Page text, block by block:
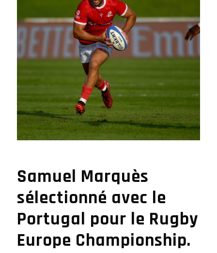
Samuel Marquès
sélectionné avec le
Portugal pour le Rugby
Europe Championship.